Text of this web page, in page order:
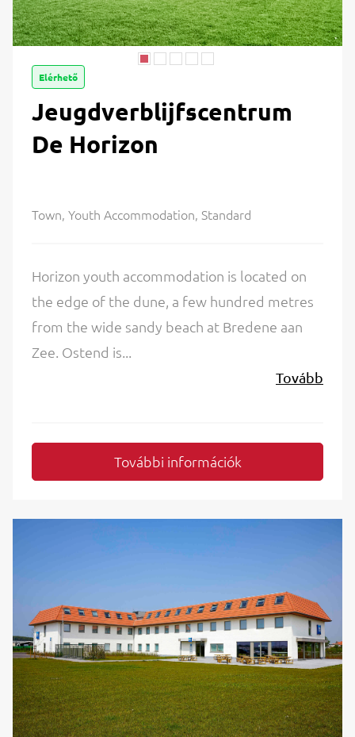
Elérhető
Jeugdverblijfscentrum
De Horizon
Town, Youth Accommodation, Standard
Horizon youth accommodation is located on
the edge of the dune, a few hundred metres
from the wide sandy beach at Bredene aan
Zee. Ostend is...
Tovább
További információk